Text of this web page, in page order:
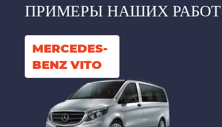
ПРИМЕРЫ НАШИХ РАБОТ
MERCEDES-
BENZ VITO